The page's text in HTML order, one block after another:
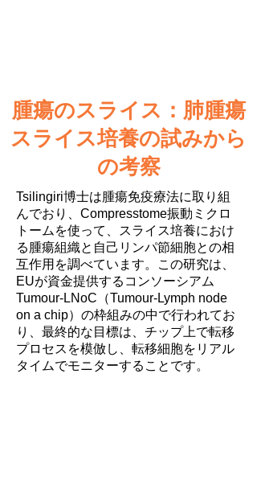
腫瘍のスライス：肺腫瘍
スライス培養の試みから
の考察
Tsilingiri博士は腫瘍免疫療法に取り組
んでおり、Compresstome振動ミクロ
トームを使って、スライス培養におけ
る腫瘍組織と自己リンパ節細胞との相
互作用を調べています。この研究は、
EUが資金提供するコンソーシアム
Tumour-LNoC（Tumour-Lymph node
on a chip）の枠組みの中で行われてお
り、最終的な目標は、チップ上で転移
プロセスを模倣し、転移細胞をリアル
タイムでモニターすることです。